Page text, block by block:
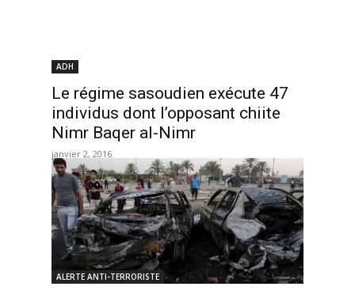
ADH
Le régime sasoudien exécute 47
individus dont l’opposant chiite
Nimr Baqer al-Nimr
janvier 2, 2016
ALERTE ANTI-TERRORISTE